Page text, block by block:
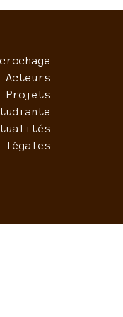
Acteurs
Projets
légales